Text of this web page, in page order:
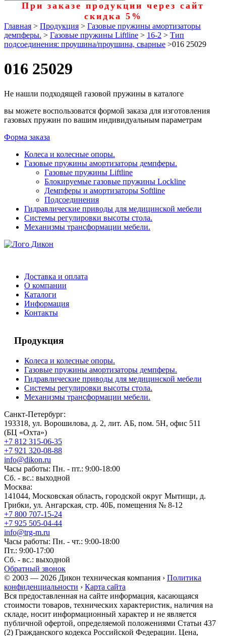
При заказе продукции через сайт
скидка 5%
Главная > Продукция > Газовые пружины амортизаторы
демпферы. > Газовые пружины Liftline > 16-2 > Тип
подсоединения: проушина/проушина, сварные >016 25029
016 25029
Не нашли подходящей газовой пружины в каталоге
вы можете воспользоватся формой заказа для изготовления
газовых пружин по вашим индивидуальным параметрам
Форма заказа
Колеса и колесные опоры.
Газовые пружины амортизаторы демпферы.
Газовые пружины Liftline
Блокируемые газовые пружины Lockline
Демпферы и амортизаторы Softline
Подсоединения
Гидравлические приводы для медицинской мебели
Системы регулировки высоты стола.
Механизмы трансформации мебели.
Доставка и оплата
О компании
Каталоги
Информация
Контакты
Продукция
Колеса и колесные опоры.
Газовые пружины амортизаторы демпферы.
Гидравлические приводы для медицинской мебели
Системы регулировки высоты стола.
Механизмы трансформации мебели.
Санкт-Петербург:
193318, ул. Ворошилова, д. 2, лит. АБ, пом. 5Н, офис 511
(БЦ «Охта»)
+7 812 315-06-35
+7 921 320-08-88
info@dikon.ru
Часы работы: Пн. - пт.: 9:00-18:00
Сб. - вс.: выходной
Москва:
141044, Московская область, городской округ Мытищи, д.
Грибки, ул. Ангарская, стр. 40Б, помещения № 8-12
+7 800 707-15-24
+7 925 505-04-44
info@trg-m.ru
Часы работы: Пн. - чт.: 9:00-18:00
Пт.: 9:00-17:00
Сб. - вс.: выходной
Обратный звонок
© 2003 — 2026 Дикон техническая компания › Политика
конфиденциальности › Карта сайта
Вся предоставленная на сайте информация, касающаяся
стоимости товаров, технических характеристик, наличия на
складе, носит информационный характер и не является
публичной офертой, определяемой положениями Статьи 437
(2) Гражданского кодекса Российской Федерации. Цена,